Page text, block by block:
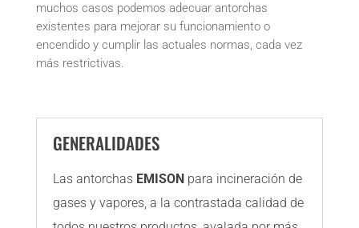
muchos casos podemos adecuar antorchas
existentes para mejorar su funcionamiento o
encendido y cumplir las actuales normas, cada vez
más restrictivas.
GENERALIDADES
Las antorchas EMISON para incineración de
gases y vapores, a la contrastada calidad de